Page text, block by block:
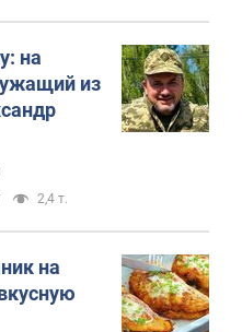
на
из
2,4 т.
на